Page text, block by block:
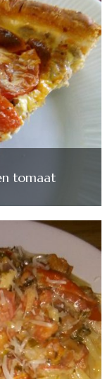
tomaat